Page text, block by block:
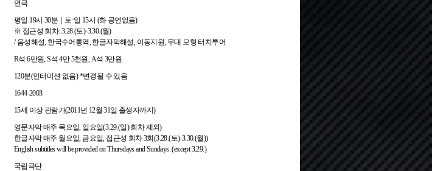
연극
평일 19시 30분｜토·일 15시 (화 공연없음)
※ 접근성 회차: 3.28.(토)-3.30.(월)
/ 음성해설, 한국수어통역, 한글자막해설, 이동지원, 무대 모형 터치투어
R석 6만원, S석 4만 5천원, A석 3만원
120분(인터미션 없음) *변경될 수 있음
1644-2003
15세 이상 관람가(2011년 12월 31일 출생자까지)
영문자막 매주 목요일, 일요일(3.29.(일) 회차 제외)
한글자막 매주 월요일, 금요일, 접근성 회차 3회(3.28.(토)-3.30.(월))
English subtitles will be provided on Thursdays and Sundays. (except 3.29.)
국립극단